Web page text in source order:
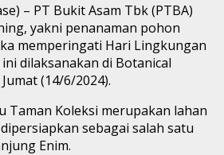
– PT Bukit Asam Tbk (PTBA)
yakni penanaman pohon
memperingati Hari Lingkungan
dilaksanakan di Botanical
(14/6/2024).
Taman Koleksi merupakan lahan
sebagai salah satu
Enim.